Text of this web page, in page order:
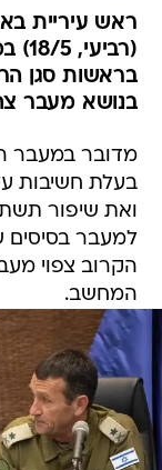
ראש עיריית
בראשות סגן
בנושא מעבר
מדובר במעבר
בעלת חשיבות
ואת שיפור
למעבר בסיסים
הקרוב צפוי
המחשב.